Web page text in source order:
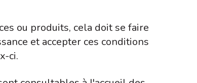
ou produits, cela doit se faire
et accepter ces conditions
ci.